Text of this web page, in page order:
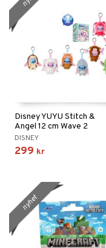
Disney YUYU Stitch &
Angel 12 cm Wave 2
DISNEY
299 kr
nyhet